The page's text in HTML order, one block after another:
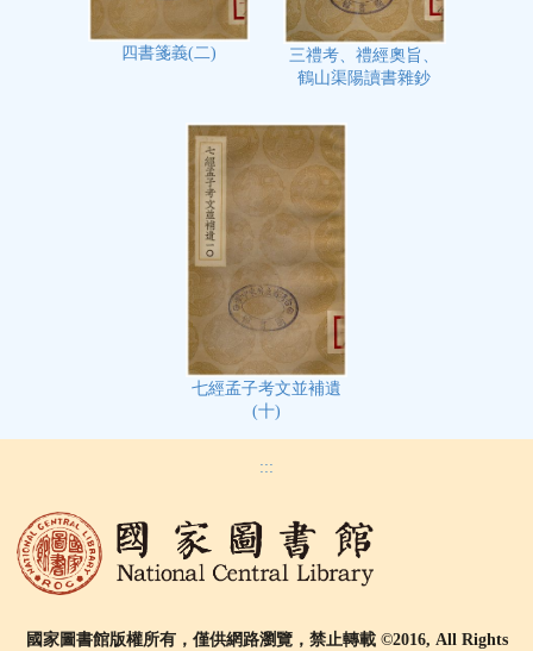
四書箋義(二)
三禮考、禮經奧旨、
鶴山渠陽讀書雜鈔
七經孟子考文並補遺
(十)
:::
國家圖書館版權所有，僅供網路瀏覽，禁止轉載 ©2016, All Rights